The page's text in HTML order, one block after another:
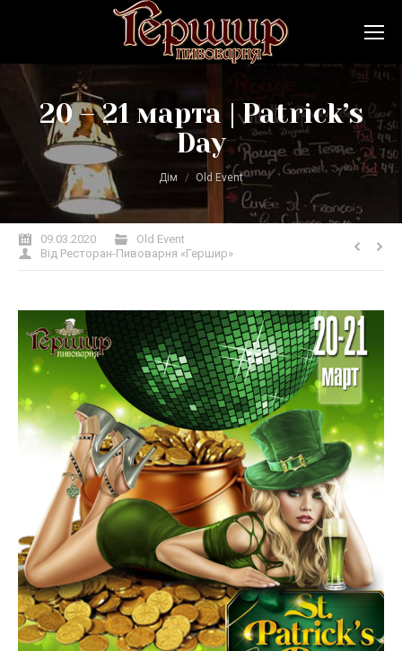
20 – 21 марта | Patrick’s
Day
Дім Old Event
09.03.2020
Old Event
Від Ресторан-Пивоварня «Гершир»